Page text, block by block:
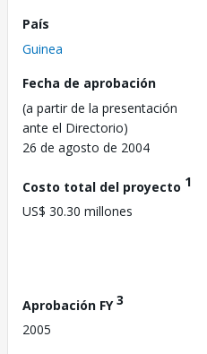
País
Guinea
Fecha de aprobación
(a partir de la presentación
ante el Directorio)
26 de agosto de 2004
Costo total del proyecto 1
US$ 30.30 millones
Aprobación FY3
2005